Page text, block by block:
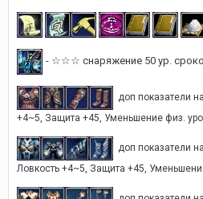
- ☆☆☆ снаряжение 50 ур.
доп показатели
+4~5, Защита +45, Уменьшение физ.
доп показатели
Ловкость +4~5, Защита +45,